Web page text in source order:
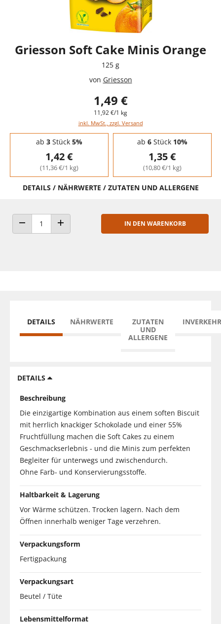
Griesson Soft Cake Minis Orange
125 g
von Griesson
1,49 €
11,92 €/1 kg
inkl. MwSt., zzgl. Versand
Staffelpreise - Mengenrabatt
ab 3Stück 5%
1,42 €
(11,36 €/1 kg)
ab 6Stück 10%
1,35 €
(10,80 €/1 kg)
DETAILS / NÄHRWERTE / ZUTATEN UND ALLERGENE
ANZAHL VERRINGERNANZAHL ERHÖHEN
IN DEN WARENKORB
DETAILS NÄHRWERTE
ZUTATEN
UND
ALLERGENE
DETAILS
Beschreibung
Die einzigartige Kombination aus einem soften Biscuit
mit herrlich knackiger Schokolade und einer 55%
Fruchtfüllung machen die Soft Cakes zu einem
Geschmackserlebnis - und die Minis zum perfekten
Begleiter für unterwegs und zwischendurch.
Ohne Farb- und Konservierungsstoffe.
Haltbarkeit & Lagerung
Vor Wärme schützen. Trocken lagern. Nach dem
Öffnen innerhalb weniger Tage verzehren.
Verpackungsform
Fertigpackung
Verpackungsart
Beutel / Tüte
Lebensmittelformat